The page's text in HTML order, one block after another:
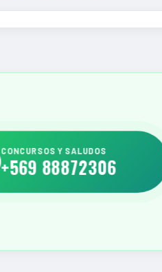
CONCURSOS Y SALUDOS
+569 88872306